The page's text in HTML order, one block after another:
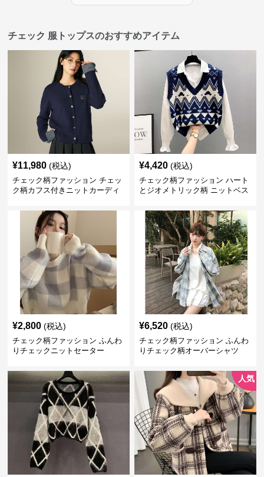
チェック 服トップスのおすすめアイテム
¥11,980 (税込)
チェック柄ファッション チェッ
ク柄カフス付きニットカーディ
¥4,420 (税込)
チェック柄ファッション ハート
とジオメトリック柄 ニットベス
¥2,800 (税込)
チェック柄ファッション ふんわ
りチェックニットセーター
¥6,520 (税込)
チェック柄ファッション ふんわ
りチェック柄オーバーシャツ
人気